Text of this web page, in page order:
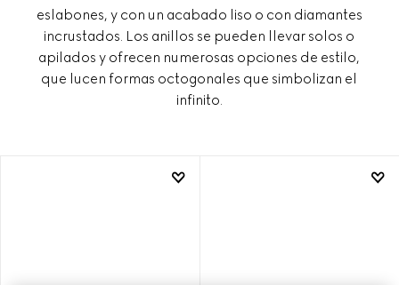
eslabones, y con un acabado liso o con diamantes
incrustados. Los anillos se pueden llevar solos o
apilados y ofrecen numerosas opciones de estilo,
que lucen formas octogonales que simbolizan el
infinito.